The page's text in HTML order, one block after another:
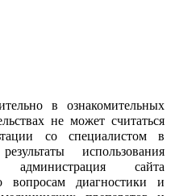
в ознакомительных
не может считаться
со специалистом в
использования
сайта
вопросам диагностики и